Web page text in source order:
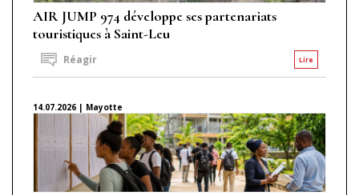
AIR JUMP 974 développe ses partenariats
touristiques à Saint-Leu
Lire
Réagir
14.07.2026 | Mayotte